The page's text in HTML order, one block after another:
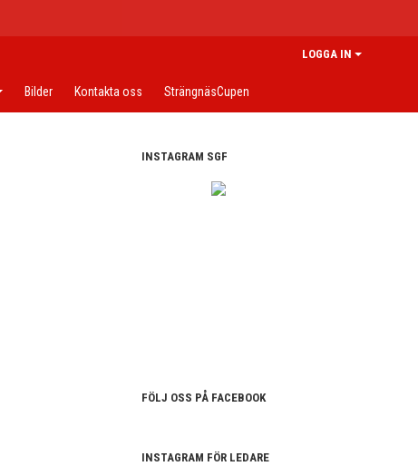
LOGGA IN
Bilder Kontakta oss SträngnäsCupen
INSTAGRAM SGF
FÖLJ OSS PÅ FACEBOOK
INSTAGRAM FÖR LEDARE